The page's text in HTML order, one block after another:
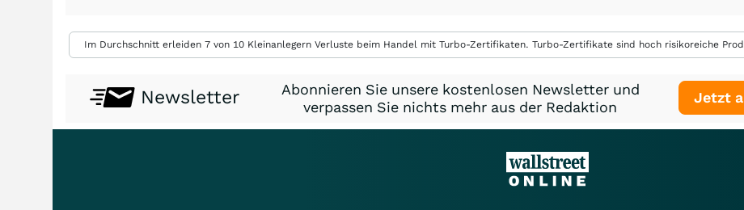
Im Durchschnitt erleiden 7 von 10 Kleinanlegern Verluste beim Handel mit Turbo-Zertifikaten. Turbo-Zertifikate sind hoch risikoreiche
Newsletter
Abonnieren Sie unsere kostenlosen Newsletter und
verpassen Sie nichts mehr aus der Redaktion
Jetzt